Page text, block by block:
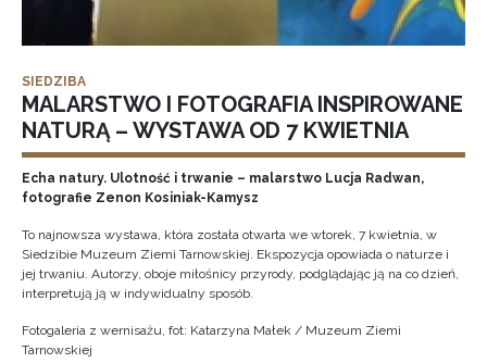
SIEDZIBA
MALARSTWO I FOTOGRAFIA INSPIROWANE
NATURĄ – WYSTAWA OD 7 KWIETNIA
Echa natury. Ulotność i trwanie – malarstwo Lucja Radwan,
fotografie Zenon Kosiniak-Kamysz
To najnowsza wystawa, która została otwarta we wtorek, 7 kwietnia, w
Siedzibie Muzeum Ziemi Tarnowskiej. Ekspozycja opowiada o naturze i
jej trwaniu. Autorzy, oboje miłośnicy przyrody, podglądając ją na co dzień,
interpretują ją w indywidualny sposób.
Fotogaleria z wernisażu, fot: Katarzyna Małek / Muzeum Ziemi
Tarnowskiej